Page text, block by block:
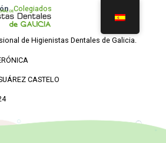
Colegiados
de Higienistas Dentales de Galicia.
CASTELO